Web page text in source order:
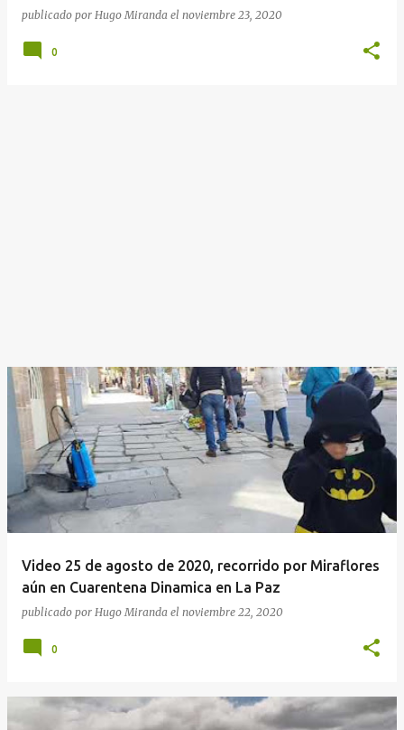
publicado por Hugo Miranda el noviembre 23, 2020
0
Video 25 de agosto de 2020, recorrido por Miraflores
aún en Cuarentena Dinamica en La Paz
publicado por Hugo Miranda el noviembre 22, 2020
0